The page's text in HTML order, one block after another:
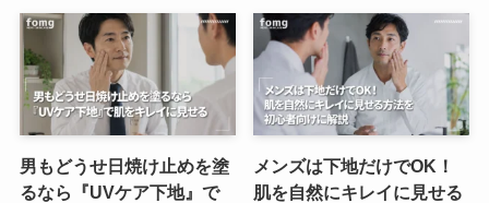
男もどうせ日焼け止めを塗
るなら『UVケア下地』で
メンズは下地だけでOK！
肌を自然にキレイに見せる